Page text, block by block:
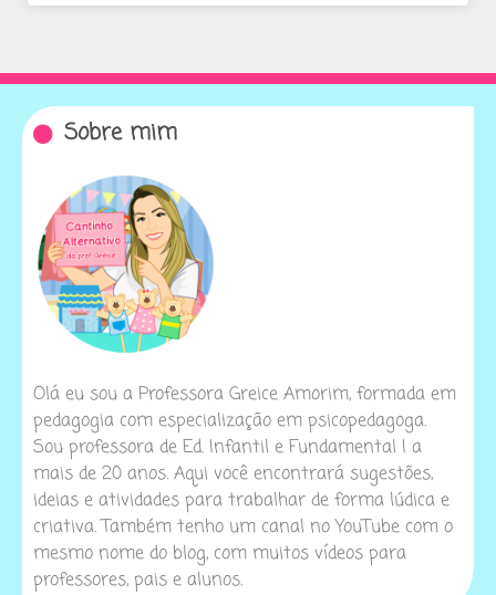
Sobre mim
Olá eu sou a Professora Greice Amorim, formada em
pedagogia com especialização em psicopedagoga.
Sou professora de Ed. Infantil e Fundamental I a
mais de 20 anos. Aqui você encontrará sugestões,
ideias e atividades para trabalhar de forma lúdica e
criativa. Também tenho um canal no YouTube com o
mesmo nome do blog, com muitos vídeos para
professores, pais e alunos.